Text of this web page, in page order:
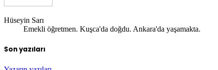
Hüseyin Sarı
Emekli öğretmen. Kuşca'da doğdu. Ankara'da yaşamakta.
Son yazıları